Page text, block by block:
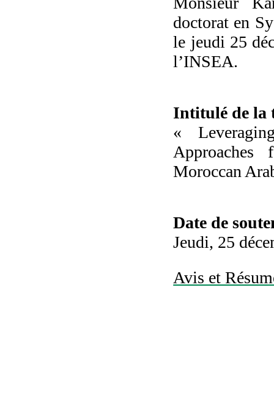
doctorat en
le jeudi 25
l’INSEA.
Intitulé de la
«
Moroccan
Date de
Jeudi, 25
Avis et